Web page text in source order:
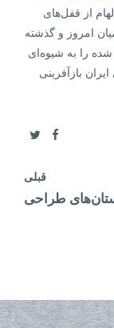
از قفل‌های
امروز و گذشته
را به شیوه‌ای
بازآفرینی
قبلی
طراحی